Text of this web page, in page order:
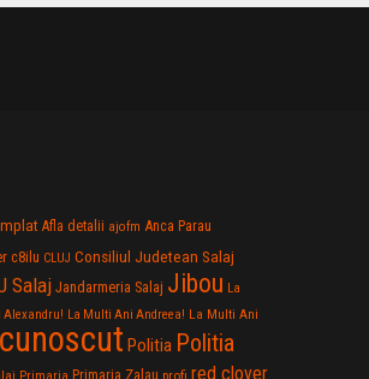
Afla detalii ajofm Anca Parau
c8ilu CLUJ Consiliul Judetean Salaj
Salaj Jandarmeria Salaj Jibou La
Alexandru! La Multi Ani Andreea! La Multi Ani
Politia Politia
Primaria Zalau profi red clover